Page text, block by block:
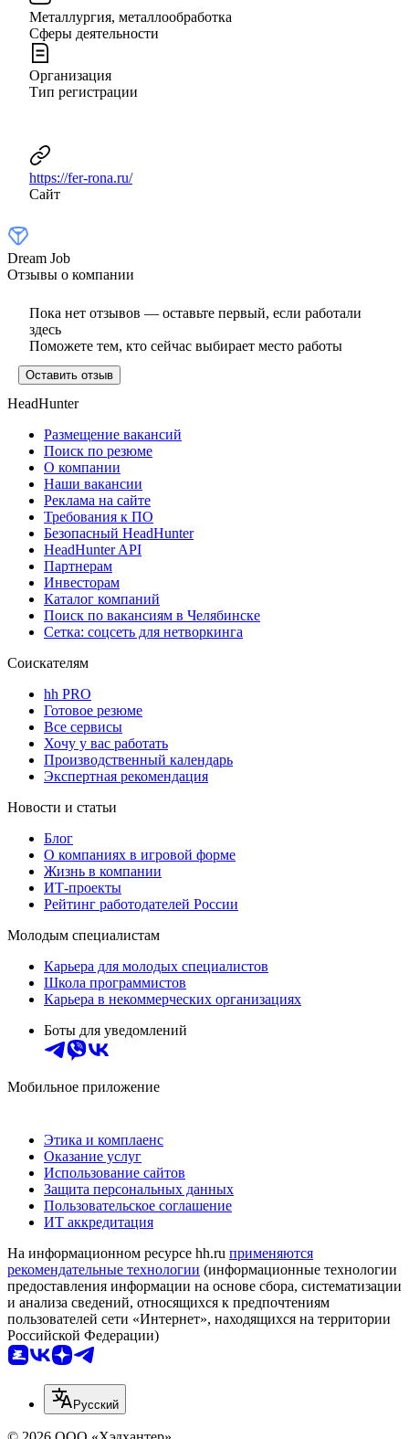
Металлургия, металлообработка
Сферы деятельности
Организация
Тип регистрации
https://fer-rona.ru/
Сайт
Dream Job
Отзывы о компании
Пока нет отзывов — оставьте первый, если работали
здесь
Поможете тем, кто сейчас выбирает место работы
Оставить отзыв
HeadHunter
Размещение вакансий
Поиск по резюме
О компании
Наши вакансии
Реклама на сайте
Требования к ПО
Безопасный HeadHunter
HeadHunter API
Партнерам
Инвесторам
Каталог компаний
Поиск по вакансиям в Челябинске
Сетка: соцсеть для нетворкинга
Соискателям
hh PRO
Готовое резюме
Все сервисы
Хочу у вас работать
Производственный календарь
Экспертная рекомендация
Новости и статьи
Блог
О компаниях в игровой форме
Жизнь в компании
ИТ-проекты
Рейтинг работодателей России
Молодым специалистам
Карьера для молодых специалистов
Школа программистов
Карьера в некоммерческих организациях
Боты для уведомлений
Мобильное приложение
Этика и комплаенс
Оказание услуг
Использование сайтов
Защита персональных данных
Пользовательское соглашение
ИТ аккредитация
На информационном ресурсе hh.ru применяются
рекомендательные технологии (информационные технологии
предоставления информации на основе сбора, систематизации
и анализа сведений, относящихся к предпочтениям
пользователей сети «Интернет», находящихся на территории
Российской Федерации)
Русский